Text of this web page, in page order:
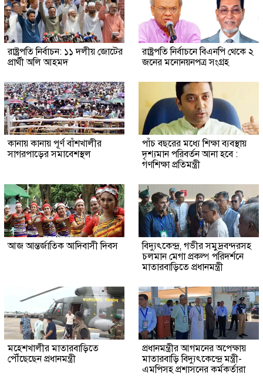
রাষ্ট্রপতি নির্বাচন: ১১ দলীয় জোটের
প্রার্থী অলি আহমদ
রাষ্ট্রপতি নির্বাচনে বিএনপি থেকে ২
জনের মনোনয়নপত্র সংগ্রহ
কানায় কানায় পূর্ণ বাঁশখালীর
সাগরপাড়ের সমাবেশস্থল
পাঁচ বছরের মধ্যে শিক্ষা ব্যবস্থায়
দৃশ্যমান পরিবর্তন আনা হবে :
গণশিক্ষা প্রতিমন্ত্রী
আজ আন্তর্জাতিক আদিবাসী দিবস
বিদ্যুৎকেন্দ্র, গভীর সমুদ্রবন্দরসহ
চলমান মেগা প্রকল্প পরিদর্শনে
মাতারবাড়িতে প্রধানমন্ত্রী
মহেশখালীর মাতারবাড়িতে
পৌঁছেছেন প্রধানমন্ত্রী
প্রধানমন্ত্রীর আগমনের অপেক্ষায়
মাতারবাড়ি বিদ্যুৎকেন্দ্রে মন্ত্রী-
এমপিসহ প্রশাসনের কর্মকর্তারা